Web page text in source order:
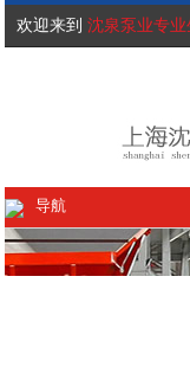
欢迎来到沈泉泵业专
导航